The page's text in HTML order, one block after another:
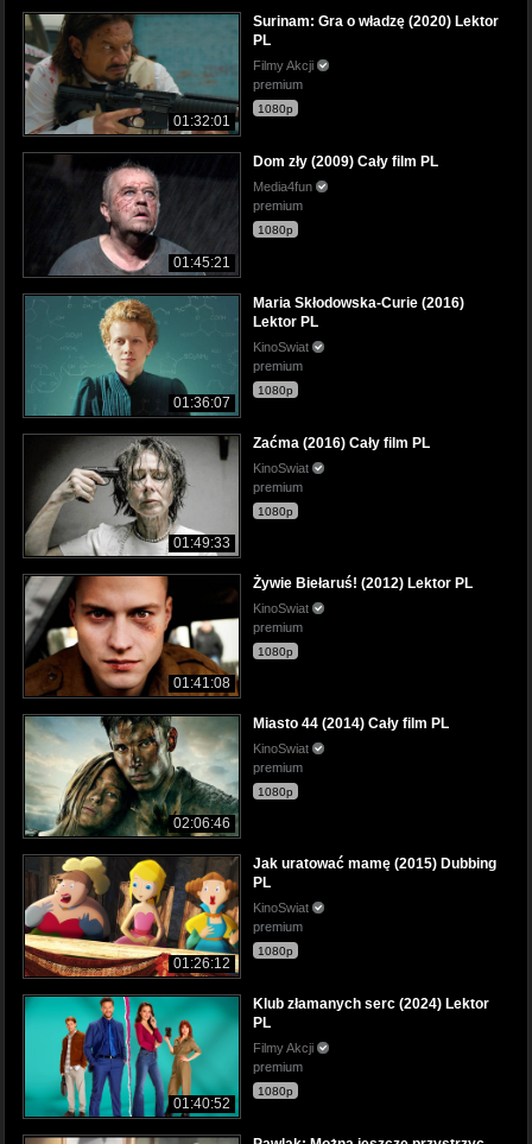
01:32:01
Surinam: Gra o władzę (2020) Lektor
PL
Filmy Akcji
premium
1080p
01:45:21
Dom zły (2009) Cały film PL
Media4fun
premium
1080p
01:36:07
Maria Skłodowska-Curie (2016)
Lektor PL
KinoSwiat
premium
1080p
01:49:33
Zaćma (2016) Cały film PL
KinoSwiat
premium
1080p
01:41:08
Żywie Biełaruś! (2012) Lektor PL
KinoSwiat
premium
1080p
02:06:46
Miasto 44 (2014) Cały film PL
KinoSwiat
premium
1080p
01:26:12
Jak uratować mamę (2015) Dubbing
PL
KinoSwiat
premium
1080p
01:40:52
Klub złamanych serc (2024) Lektor
PL
Filmy Akcji
premium
1080p